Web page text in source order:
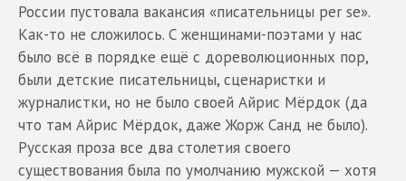
России пустовала вакансия «писательницы per se».
Как-то не сложилось. С женщинами-поэтами у нас
было всё в порядке ещё с дореволюционных пор,
были детские писательницы, сценаристки и
журналистки, но не было своей Айрис Мёрдок (да
что там Айрис Мёрдок, даже Жорж Санд не было).
Русская проза все два столетия своего
существования была по умолчанию мужской — хотя